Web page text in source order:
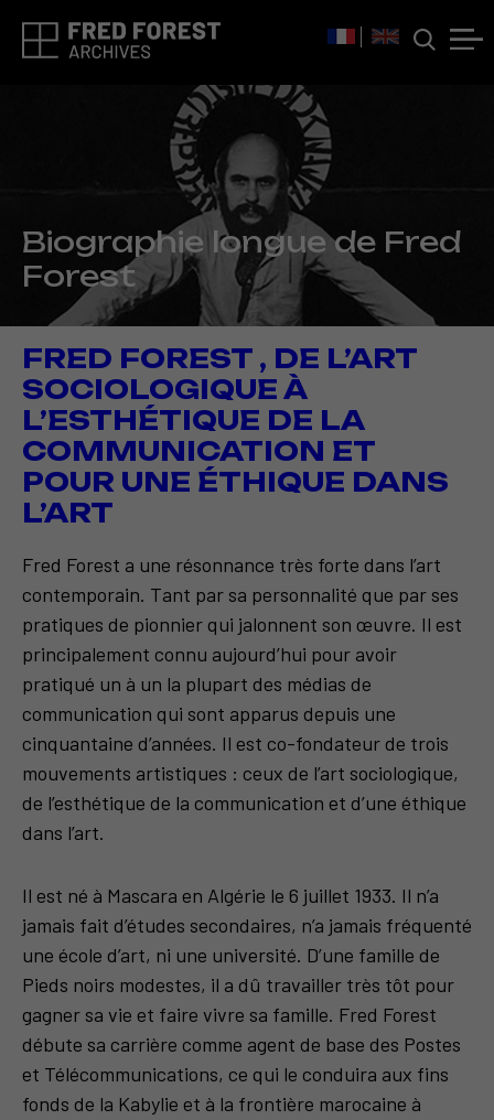
Biographie longue de Fred
Forest
FRED FOREST , DE L’ART
SOCIOLOGIQUE À
L’ESTHÉTIQUE DE LA
COMMUNICATION ET
POUR UNE ÉTHIQUE DANS
L’ART
Fred Forest a une résonnance très forte dans l’art
contemporain. Tant par sa personnalité que par ses
pratiques de pionnier qui jalonnent son œuvre. Il est
principalement connu aujourd’hui pour avoir
pratiqué un à un la plupart des médias de
communication qui sont apparus depuis une
cinquantaine d’années. Il est co-fondateur de trois
mouvements artistiques : ceux de l’art sociologique,
de l’esthétique de la communication et d’une éthique
dans l’art.
Il est né à Mascara en Algérie le 6 juillet 1933. Il n’a
jamais fait d’études secondaires, n’a jamais fréquenté
une école d’art, ni une université. D’une famille de
Pieds noirs modestes, il a dû travailler très tôt pour
gagner sa vie et faire vivre sa famille. Fred Forest
débute sa carrière comme agent de base des Postes
et Télécommunications, ce qui le conduira aux fins
fonds de la Kabylie et à la frontière marocaine à